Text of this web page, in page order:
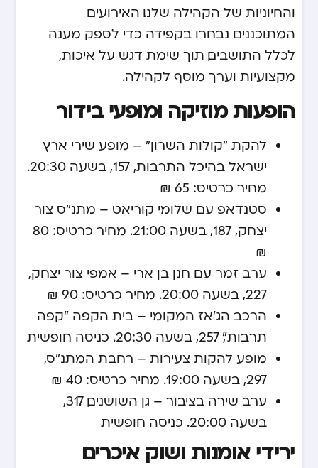
והחיוניות של הקהילה שלנו. האירועים
המתוכננים נבחרו בקפידה כדי לספק מענה
לכלל התושבים, תוך שימת דגש על איכות,
מקצועיות וערך מוסף לקהילה.
הופעות מוזיקה ומופעי בידור
להקת "קולות השרון" – מופע שירי ארץ
ישראל בהיכל התרבות, 15.7, בשעה 20:30.
מחיר כרטיס: 65 ₪
סטנדאפ עם שלומי קוריאט – מתנ"ס צור
יצחק, 18.7, בשעה 21:00. מחיר כרטיס: 80
₪
ערב זמר עם חנן בן ארי – אמפי צור יצחק,
22.7, בשעה 20:00. מחיר כרטיס: 90 ₪
הרכב הג'אז המקומי – בית הקפה "קפה
תרבות", 25.7, בשעה 20:30. כניסה חופשית
מופע להקות צעירות – רחבת המתנ"ס,
29.7, בשעה 19:00. מחיר כרטיס: 40 ₪
ערב שירה בציבור – גן השושנים, 31.7,
בשעה 20:00. כניסה חופשית
ירידי אומנות ושוק איכרים